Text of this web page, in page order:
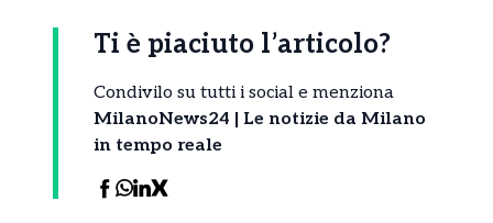
Ti è piaciuto l’articolo?
Condivilo su tutti i social e menziona
MilanoNews24 | Le notizie da Milano
in tempo reale